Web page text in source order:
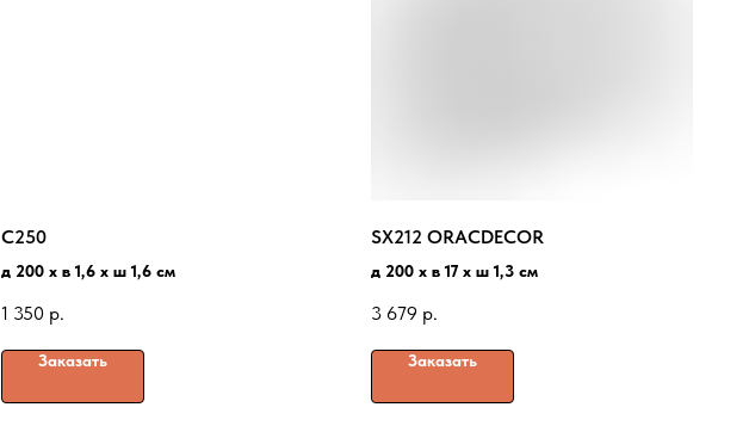
C250
д 200 x в 1,6 x ш 1,6 см
1 350 р.
Заказать
SX212 ORACDECOR
д 200 x в 17 x ш 1,3 см
3 679 р.
Заказать